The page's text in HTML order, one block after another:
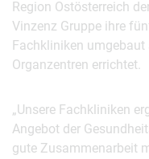
Region Ostösterreich
Vinzenz Gruppe ihre
Fachkliniken
Organzentren errichtet.
„Unsere Fachkliniken
Angebot der
gute Zusammenarbeit